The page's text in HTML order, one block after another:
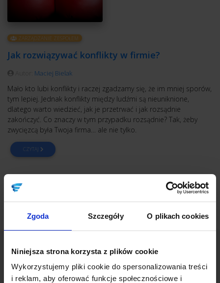
Zgoda Szczegóły O plikach cookies
Niniejsza strona korzysta z plików cookie
Wykorzystujemy pliki cookie do spersonalizowania treści
i reklam, aby oferować funkcje społecznościowe i
ZARZĄDZANIE ZESPOŁEM
Jak rozwiązywać konflikty w firmie?
Maciej Bielak
Mało kto lubi konflikty i raczej zgadzamy się, że im mniej sporów,
tym lepiej. Jednak konflikty między ludźmi są nieuniknione,
dlatego warto wiedzieć, jak je przetrwać i jak rozsądnie
zakończyć. Co znaczy w tym przypadku rozsądnie? Tak, żeby
zwycięzcą była Twoja firma… ale nie tylko.
CZYTAJ
Kategorie